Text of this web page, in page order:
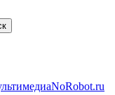
NoRobot.ru